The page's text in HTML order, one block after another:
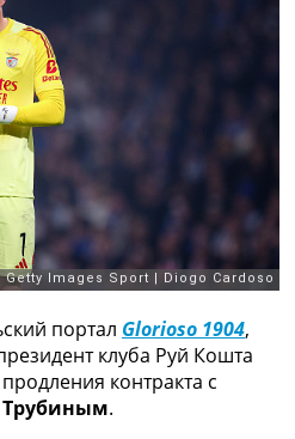
Украины
портал Glorioso 1904,
клуба Руй Кошта
контракта с
.